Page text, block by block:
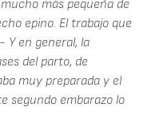
más pequeña de
epino. El trabajo que
Y en general, la
del parto, de
muy preparada y el
segundo embarazo lo